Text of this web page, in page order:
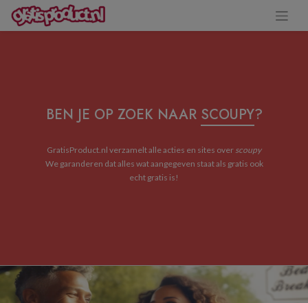
BEN JE OP ZOEK NAAR SCOUPY?
GratisProduct.nl verzamelt alle acties en sites over scoupy
We garanderen dat alles wat aangegeven staat als gratis ook
echt gratis is!